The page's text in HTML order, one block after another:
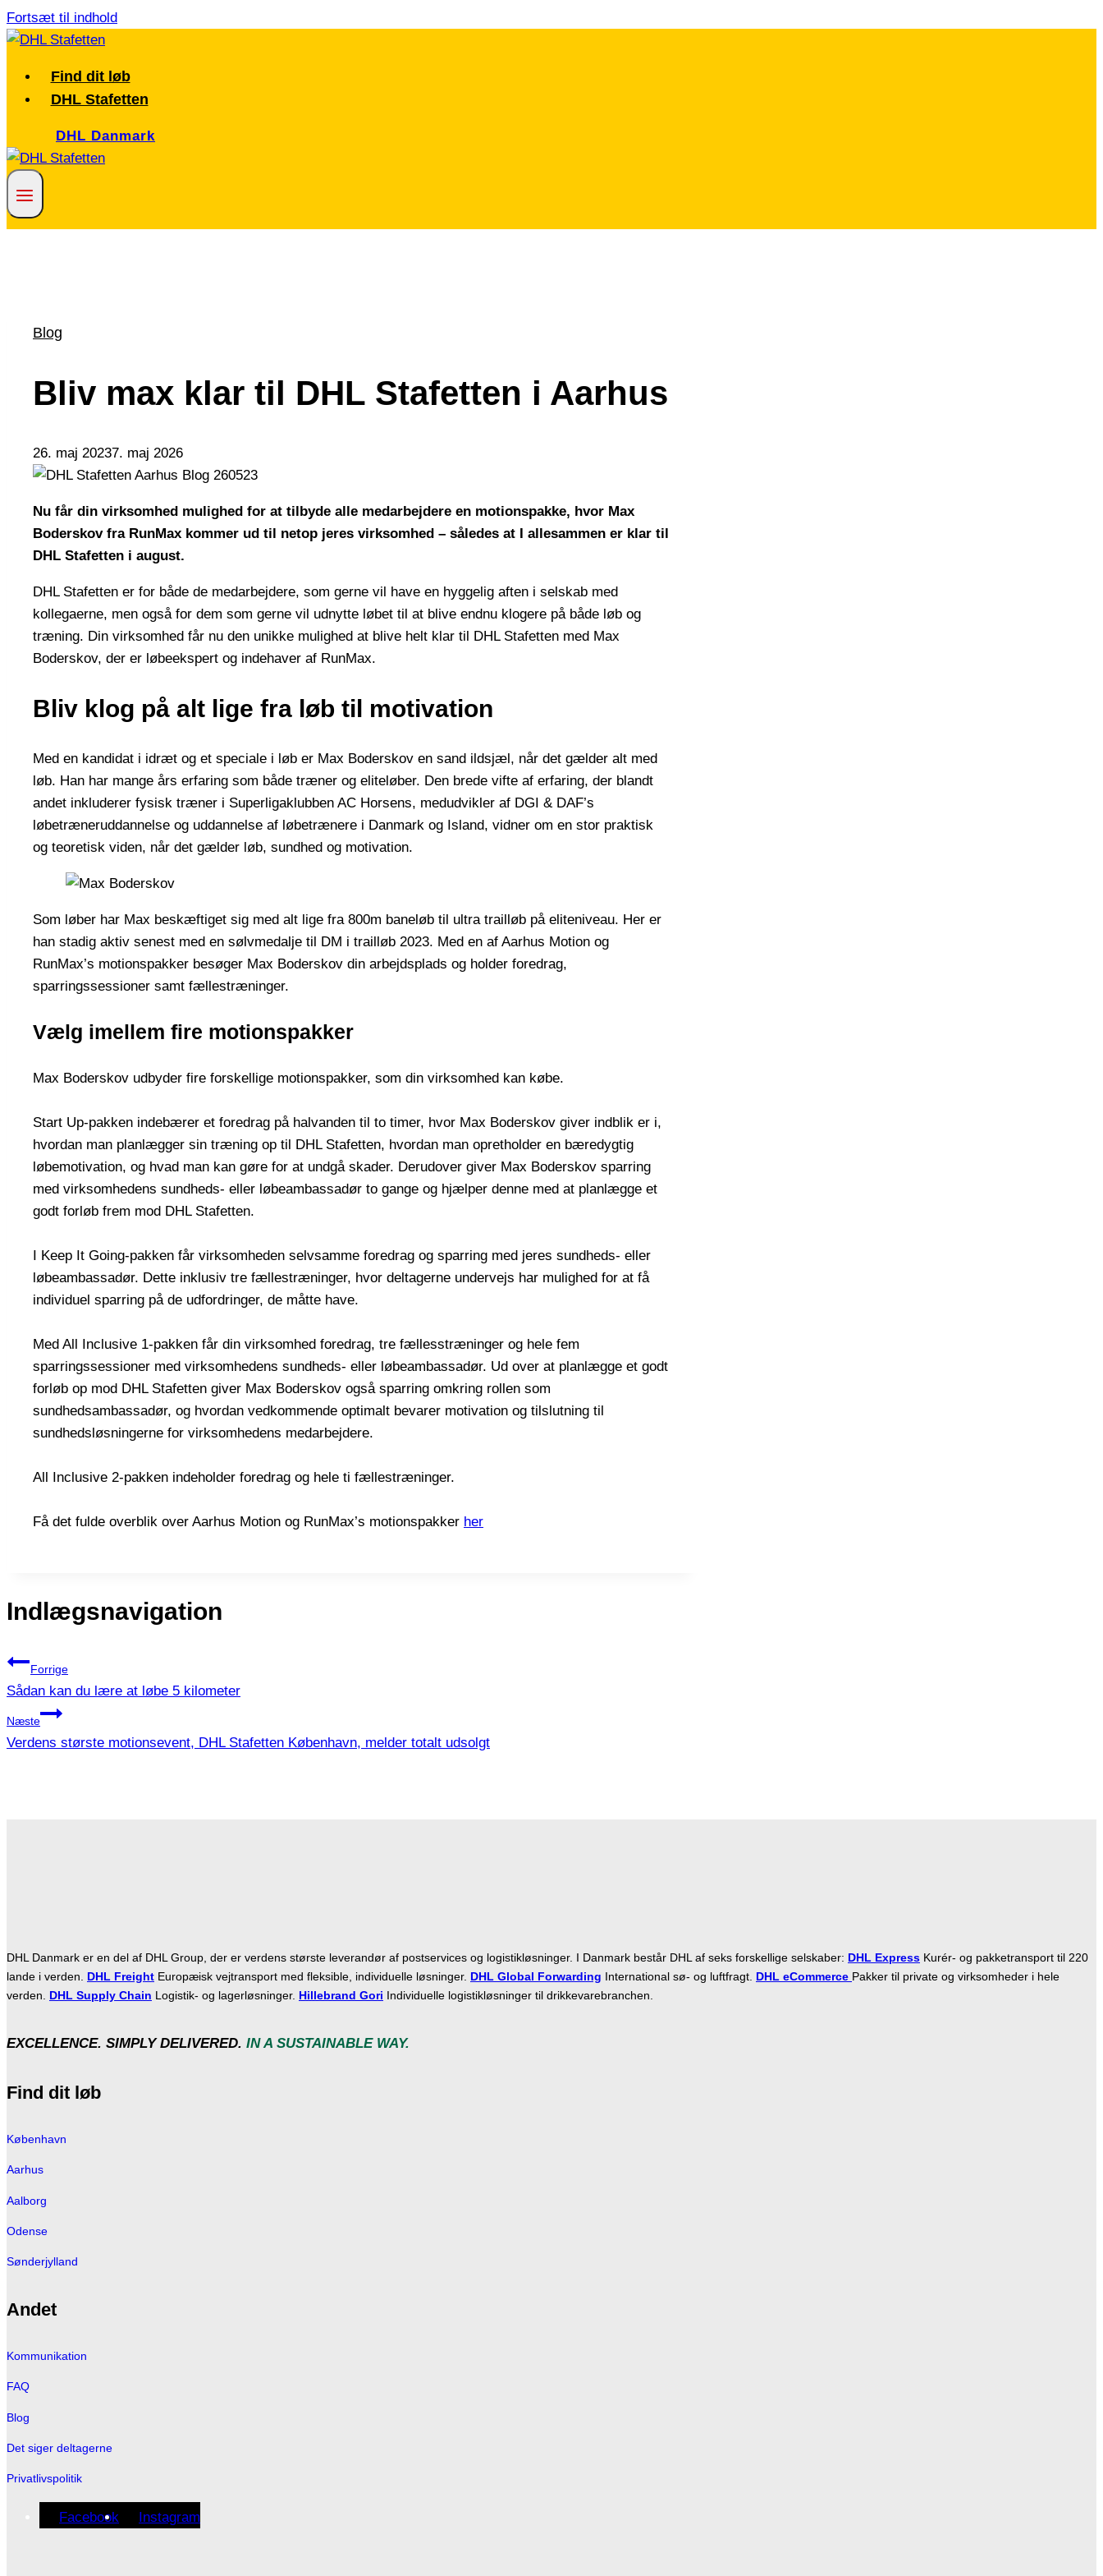
Fortsæt til indhold
Find dit løb
DHL Stafetten
DHL Danmark
Blog
Bliv max klar til DHL Stafetten i Aarhus
26. maj 20237. maj 2026
Nu får din virksomhed mulighed for at tilbyde alle medarbejdere en motionspakke, hvor Max
Boderskov fra RunMax kommer ud til netop jeres virksomhed – således at I allesammen er klar til
DHL Stafetten i august.
DHL Stafetten er for både de medarbejdere, som gerne vil have en hyggelig aften i selskab med
kollegaerne, men også for dem som gerne vil udnytte løbet til at blive endnu klogere på både løb og
træning. Din virksomhed får nu den unikke mulighed at blive helt klar til DHL Stafetten med Max
Boderskov, der er løbeekspert og indehaver af RunMax.
Bliv klog på alt lige fra løb til motivation
Med en kandidat i idræt og et speciale i løb er Max Boderskov en sand ildsjæl, når det gælder alt med
løb. Han har mange års erfaring som både træner og eliteløber. Den brede vifte af erfaring, der blandt
andet inkluderer fysisk træner i Superligaklubben AC Horsens, medudvikler af DGI & DAF’s
løbetræneruddannelse og uddannelse af løbetrænere i Danmark og Island, vidner om en stor praktisk
og teoretisk viden, når det gælder løb, sundhed og motivation.
Som løber har Max beskæftiget sig med alt lige fra 800m baneløb til ultra trailløb på eliteniveau. Her er
han stadig aktiv senest med en sølvmedalje til DM i trailløb 2023. Med en af Aarhus Motion og
RunMax’s motionspakker besøger Max Boderskov din arbejdsplads og holder foredrag,
sparringssessioner samt fællestræninger.
Vælg imellem fire motionspakker
Max Boderskov udbyder fire forskellige motionspakker, som din virksomhed kan købe.
Start Up-pakken indebærer et foredrag på halvanden til to timer, hvor Max Boderskov giver indblik er i,
hvordan man planlægger sin træning op til DHL Stafetten, hvordan man opretholder en bæredygtig
løbemotivation, og hvad man kan gøre for at undgå skader. Derudover giver Max Boderskov sparring
med virksomhedens sundheds- eller løbeambassadør to gange og hjælper denne med at planlægge et
godt forløb frem mod DHL Stafetten.
I Keep It Going-pakken får virksomheden selvsamme foredrag og sparring med jeres sundheds- eller
løbeambassadør. Dette inklusiv tre fællestræninger, hvor deltagerne undervejs har mulighed for at få
individuel sparring på de udfordringer, de måtte have.
Med All Inclusive 1-pakken får din virksomhed foredrag, tre fællesstræninger og hele fem
sparringssessioner med virksomhedens sundheds- eller løbeambassadør. Ud over at planlægge et godt
forløb op mod DHL Stafetten giver Max Boderskov også sparring omkring rollen som
sundhedsambassadør, og hvordan vedkommende optimalt bevarer motivation og tilslutning til
sundhedsløsningerne for virksomhedens medarbejdere.
All Inclusive 2-pakken indeholder foredrag og hele ti fællestræninger.
Få det fulde overblik over Aarhus Motion og RunMax’s motionspakker her
Indlægsnavigation
Forrige
Sådan kan du lære at løbe 5 kilometer
Næste
Verdens største motionsevent, DHL Stafetten København, melder totalt udsolgt
DHL Danmark er en del af DHL Group, der er verdens største leverandør af postservices og logistikløsninger. I Danmark består DHL af seks forskellige selskaber: DHL Express Kurér- og pakketransport til 220
lande i verden. DHL Freight Europæisk vejtransport med fleksible, individuelle løsninger. DHL Global Forwarding International sø- og luftfragt. DHL eCommerce Pakker til private og virksomheder i hele
verden. DHL Supply Chain Logistik- og lagerløsninger. Hillebrand Gori Individuelle logistikløsninger til drikkevarebranchen.
EXCELLENCE. SIMPLY DELIVERED. IN A SUSTAINABLE WAY.
Find dit løb
København
Aarhus
Aalborg
Odense
Sønderjylland
Andet
Kommunikation
FAQ
Blog
Det siger deltagerne
Privatlivspolitik
Facebook Instagram